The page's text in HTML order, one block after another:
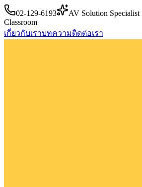
02-129-6193
AV Solution
Classroom
เกี่ยวกับเราบทความติดต่อเรา